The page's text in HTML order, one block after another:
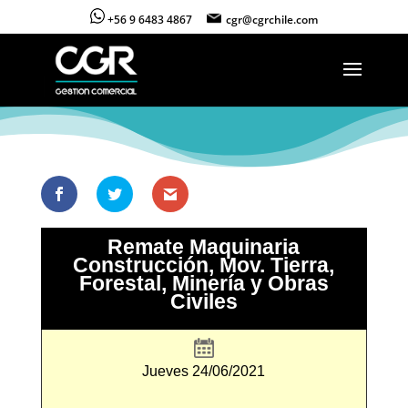
+56 9 6483 4867 cgr@cgrchile.com
Remate Maquinaria
Construcción, Mov. Tierra,
Forestal, Minería y Obras
Civiles
Jueves 24/06/2021